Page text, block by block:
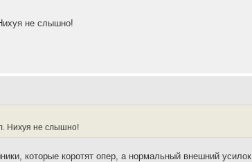
не слышно!
Нихуя не слышно!
которые коротят опер, а нормальный внешний усилок.